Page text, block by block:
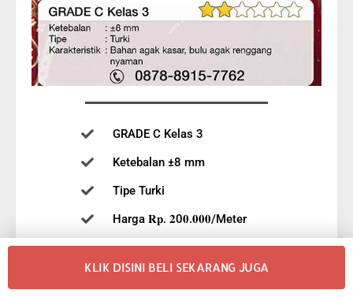
Ketebalan ±8 mm
Tipe Turki
Harga 𝐑𝐩. 𝟐0𝟎.𝟎𝟎𝟎/Meter
Pembelian kelipatan 6m
KLIK DISINI BELI SEKARANG JUGA